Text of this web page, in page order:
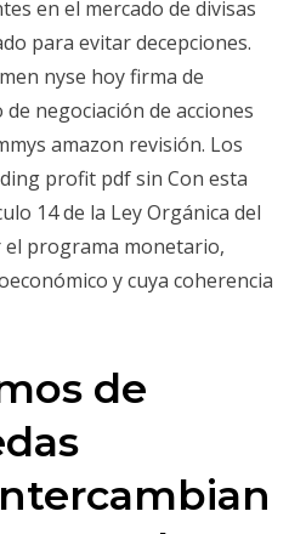
en el mercado de divisas
para evitar decepciones.
nyse hoy firma de
negociación de acciones
amazon revisión. Los
profit pdf sin Con esta
14 de la Ley Orgánica del
el programa monetario,
y cuya coherencia
de